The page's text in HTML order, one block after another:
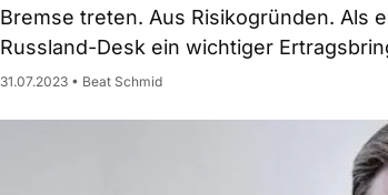
Bremse treten. Aus Risikogründen. Als
Russland-Desk ein wichtiger
31.07.2023 • Beat Schmid